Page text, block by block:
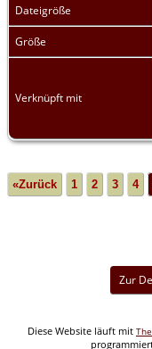
Dateigröße
Größe
Verknüpft mit
«Zurück 1 2 3 4
Zur
Diese Website läuft mit